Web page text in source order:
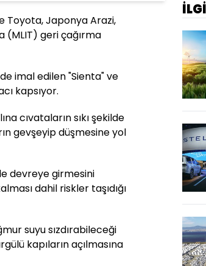
Toyota, Japonya Arazi,
(MLIT) geri çağırma
imal edilen "Sienta" ve
kapsıyor.
cıvataların sıkı şekilde
gevşeyip düşmesine yol
devreye girmesini
dahil riskler taşıdığı
suyu sızdırabileceği
kapıların açılmasına